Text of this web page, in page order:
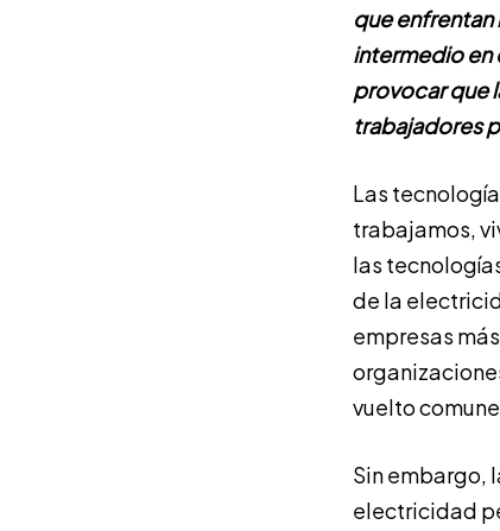
que enfrentan
intermedio en
provocar que
trabajadores
Las
trabajamos,
las
de la
empresas
vuelto
Sin embargo,
electricidad